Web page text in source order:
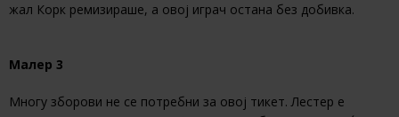
жал Корк ремизираше, а овој играч остана без добивка.
Малер 3
Многу зборови не се потребни за овој тикет. Лестер е